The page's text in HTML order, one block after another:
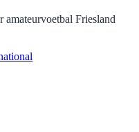
Friesland